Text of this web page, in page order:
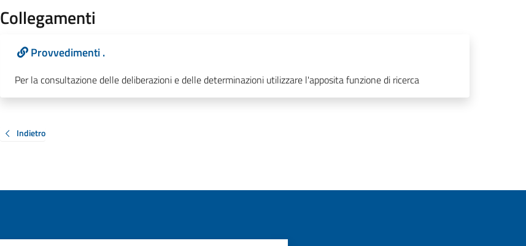
Collegamenti
Provvedimenti .
Per la consultazione delle deliberazioni e delle determinazioni utilizzare l'apposita funzione di ricerca
Indietro